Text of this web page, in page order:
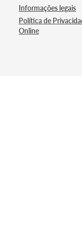
Informações legais
Política de
Online